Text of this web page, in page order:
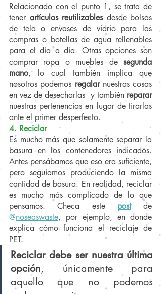
Relacionado con el punto 1, se trata de
tener artículos reutilizables desde bolsas
de tela o envases de vidrio para las
compras o botellas de agua rellenables
para el día a día. Otras opciones son
comprar ropa o muebles de segunda
mano, lo cual también implica que
nosotros podemos regalar nuestras cosas
en vez de desecharlas y también reparar
nuestras pertenencias en lugar de tirarlas
ante el primer desperfecto.
4. Reciclar
Es mucho más que solamente separar la
basura en los contenedores indicados.
Antes pensábamos que eso era suficiente,
pero seguíamos produciendo la misma
cantidad de basura. En realidad, reciclar
es mucho más complicado de lo que
pensamos. Checa este post
@noseaswaste, por ejemplo, en donde
explica cómo funciona el reciclaje de
PET.
Reciclar debe ser nuestra última
opción, únicamente para
aquello que no podemos